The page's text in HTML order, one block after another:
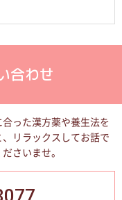
合わせ
った漢方薬や養生法を
、リラックスしてお話で
さいませ。